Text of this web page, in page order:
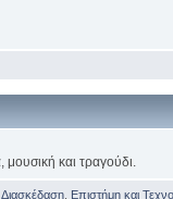
μουσική και τραγούδι.
Διασκέδαση Επιστήμη και